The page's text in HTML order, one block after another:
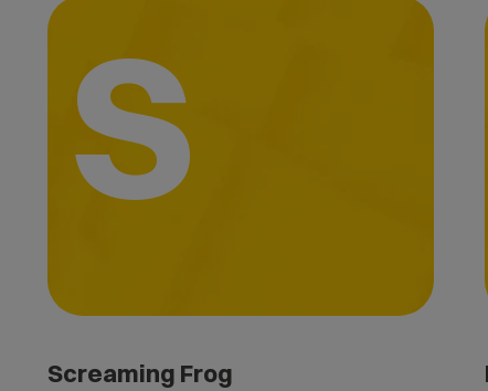
S
Screaming Frog